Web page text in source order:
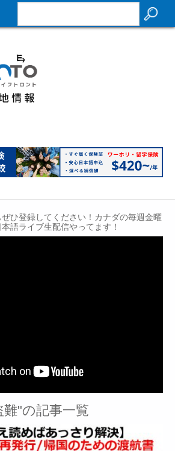
ひ登録してください！カナダの毎週金曜
語ライブ生配信やってます！
"の記事一覧